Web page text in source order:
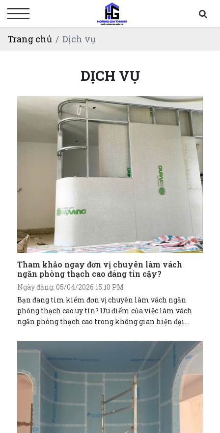
Trang chủ Dịch vụ
DỊCH VỤ
Tham khảo ngay đơn vị chuyên làm vách
ngăn phòng thạch cao đáng tin cậy?
Ngày đăng: 05/04/2026 15:10 PM
Bạn đang tìm kiếm đơn vị chuyên làm vách ngăn
phòng thạch cao uy tín? Ưu điểm của việc làm vách
ngăn phòng thạch cao trong không gian hiện đại